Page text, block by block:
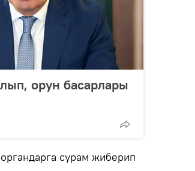
орун басарлары
сурам жиберип